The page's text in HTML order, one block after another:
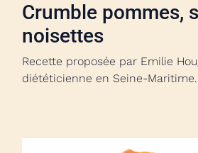
Crumble pommes,
noisettes
Recette proposée par Emilie
diététicienne en Seine-Maritime.